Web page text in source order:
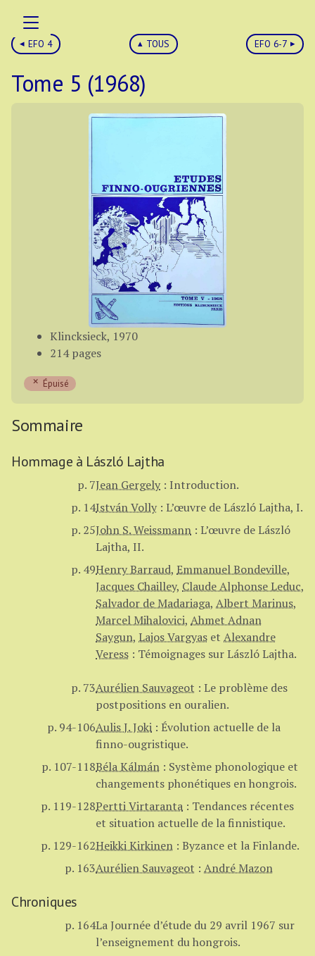
EFO 4 TOUS EFO 6-7
Tome 5 (1968)
Klincksieck, 1970
214 pages
Épuisé
Sommaire
Hommage à László Lajtha
p. 7Jean Gergely : Introduction.
p. 14István Volly : L’œuvre de László Lajtha, I.
p. 25John S. Weissmann : L’œuvre de László
Lajtha, II.
p. 49Henry Barraud, Emmanuel Bondeville,
Jacques Chailley, Claude Alphonse Leduc,
Salvador de Madariaga, Albert Marinus,
Marcel Mihalovici, Ahmet Adnan
Saygun, Lajos Vargyas et Alexandre
Veress : Témoignages sur László Lajtha.
p. 73Aurélien Sauvageot : Le problème des
postpositions en ouralien.
p. 94-106Aulis J. Joki : Évolution actuelle de la
finno-ougristique.
p. 107-118Béla Kálmán : Système phonologique et
changements phonétiques en hongrois.
p. 119-128Pertti Virtaranta : Tendances récentes
et situation actuelle de la finnistique.
p. 129-162Heikki Kirkinen : Byzance et la Finlande.
p. 163Aurélien Sauvageot : André Mazon
Chroniques
p. 164La Journée d’étude du 29 avril 1967 sur
l’enseignement du hongrois.